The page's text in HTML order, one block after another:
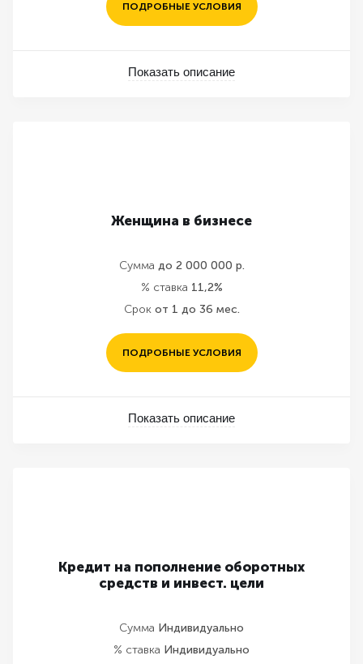
ПОДРОБНЫЕ УСЛОВИЯ
Показать описание
Женщина в бизнесе
Сумма до 2 000 000 р.
% ставка 11,2%
Срок от 1 до 36 мес.
ПОДРОБНЫЕ УСЛОВИЯ
Показать описание
Кредит на пополнение оборотных
средств и инвест. цели
Сумма Индивидуально
% ставка Индивидуально